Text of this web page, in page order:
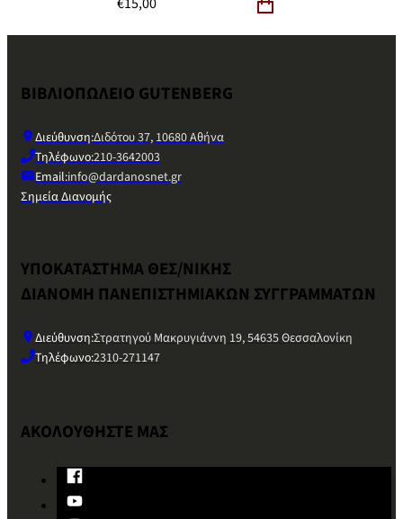
ΒΙΒΛΙΟΠΩΛΕΙΟ GUTENBERG
Διεύθυνση:Διδότου 37, 10680 Αθήνα
Τηλέφωνο:210-3642003
Email:info@dardanosnet.gr
Σημεία Διανομής
ΥΠΟΚΑΤΑΣΤΗΜΑ ΘΕΣ/ΝΙΚΗΣ
ΔΙΑΝΟΜΗ ΠΑΝΕΠΙΣΤΗΜΙΑΚΩΝ ΣΥΓΓΡΑΜΜΑΤΩΝ
Διεύθυνση:Στρατηγού Μακρυγιάννη 19, 54635 Θεσσαλονίκη
Τηλέφωνο:2310-271147
ΑΚΟΛΟΥΘΗΣΤΕ ΜΑΣ